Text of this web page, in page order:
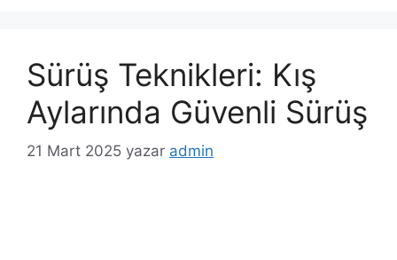
o
i
l
Sürüş Teknikleri: Kış
Aylarında Güvenli Sürüş
21 Mart 2025 yazar admin